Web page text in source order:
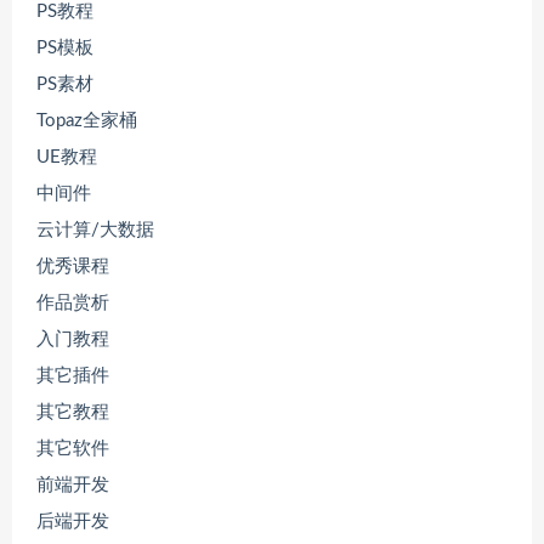
PS教程
PS模板
PS素材
Topaz全家桶
UE教程
中间件
云计算/大数据
优秀课程
作品赏析
入门教程
其它插件
其它教程
其它软件
前端开发
后端开发